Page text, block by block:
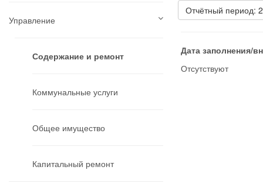
Управление
Содержание и ремонт
Коммунальные услуги
Общее имущество
Капитальный ремонт
Отчётный период:
Дата заполнения/
Отсутствуют